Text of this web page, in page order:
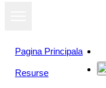
Pagina Principala
Resurse